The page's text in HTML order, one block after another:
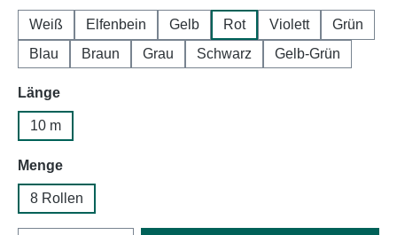
Weiß Elfenbein Gelb Rot Violett
Grün
Blau
Braun Grau Schwarz Gelb-Grün
Längeauswählen
10 m
Mengeauswählen
8 Rollen